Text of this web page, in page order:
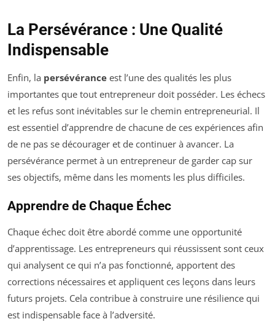
La Persévérance : Une Qualité
Indispensable
Enfin, la persévérance est l’une des qualités les plus
importantes que tout entrepreneur doit posséder. Les échecs
et les refus sont inévitables sur le chemin entrepreneurial. Il
est essentiel d’apprendre de chacune de ces expériences afin
de ne pas se décourager et de continuer à avancer. La
persévérance permet à un entrepreneur de garder cap sur
ses objectifs, même dans les moments les plus difficiles.
Apprendre de Chaque Échec
Chaque échec doit être abordé comme une opportunité
d’apprentissage. Les entrepreneurs qui réussissent sont ceux
qui analysent ce qui n’a pas fonctionné, apportent des
corrections nécessaires et appliquent ces leçons dans leurs
futurs projets. Cela contribue à construire une résilience qui
est indispensable face à l’adversité.